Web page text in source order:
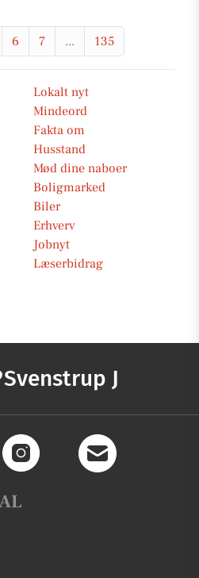
6 7 ... 135
Lokalt nyt
Mindeord
Fakta om
Husstand
Mød dine naboer
Boligmarked
Biler
Erhverv
Jobnyt
Læserbidrag
Svenstrup J